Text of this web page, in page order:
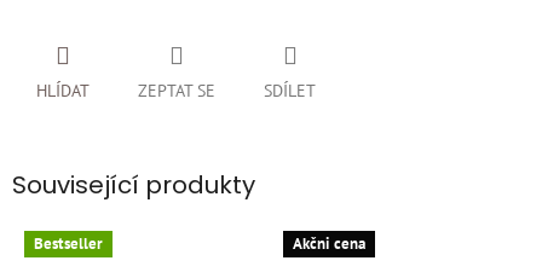
ZEPTAT SE
HLÍDAT SDÍLET
Související produkty
Bestseller Akčni cena